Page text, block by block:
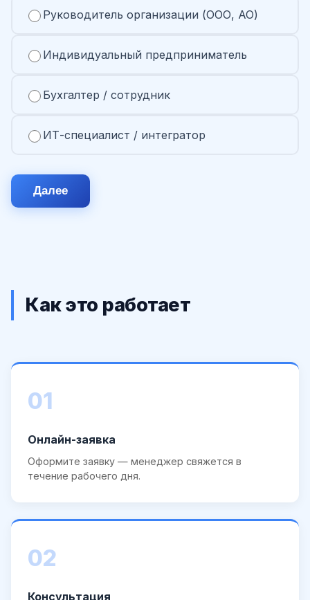
Руководитель организации (ООО, АО)
Индивидуальный предприниматель
Бухгалтер / сотрудник
ИТ-специалист / интегратор
Далее
Как это работает
01
Онлайн-заявка
Оформите заявку — менеджер свяжется в
течение рабочего дня.
02
Консультация